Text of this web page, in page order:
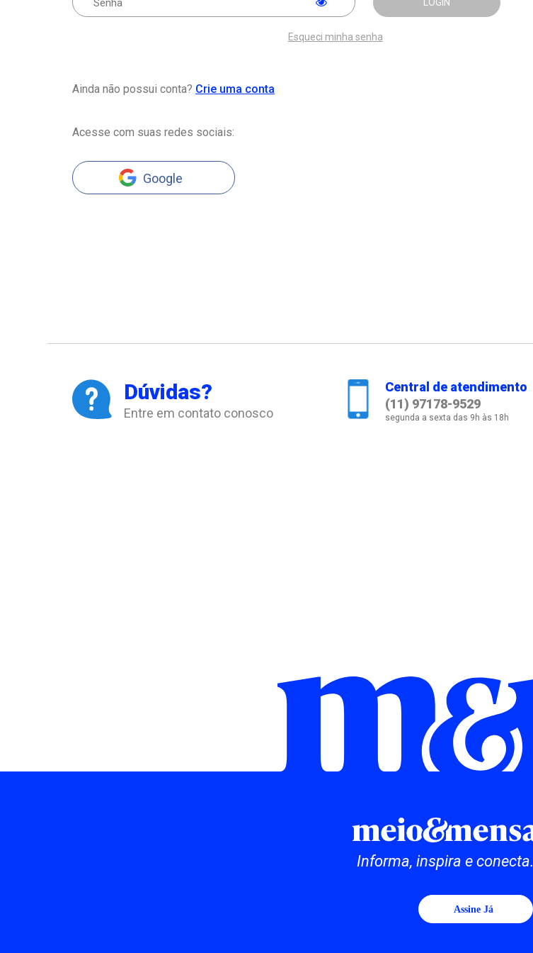
Esqueci minha senha
Ainda não possui conta? Crie uma conta
Acesse com suas redes sociais:
Google
Dúvidas?
Entre em contato conosco
Central de atendimento
(11) 97178-9529
segunda a sexta das 9h às 18h
Informa, inspira e conecta.
Assine Já